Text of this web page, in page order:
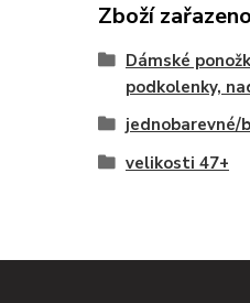
Zboží
Dámské
podkolenky,
jednobarevné/
velikosti 47+